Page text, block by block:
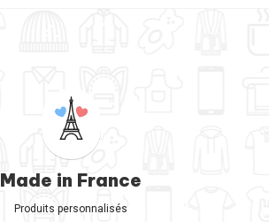
Made in France
Produits personnalisés